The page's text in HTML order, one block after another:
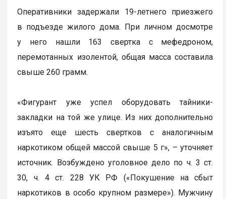
Оперативники задержали 19-летнего приезжего
в подъезде жилого дома. При личном досмотре
у него нашли 163 свертка с мефедроном,
перемотанных изолентой, общая масса составила
свыше 260 грамм.
«Фигурант уже успел оборудовать тайники-
закладки на той же улице. Из них дополнительно
изъято еще шесть свeртков с аналогичным
наркотиком общей массой свыше 5 г», – уточняет
источник. Возбуждено уголовное дело по ч. 3 ст.
30, ч. 4 ст. 228 УК РФ («Покушение на сбыт
наркотиков в особо крупном размере»). Мужчину